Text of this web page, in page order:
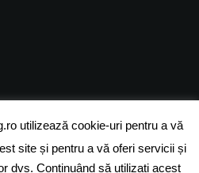
All rights reserved.
JOBS DESPRE COOKIES
utilizează cookie-uri pentru a vă
site și pentru a vă oferi servicii și
dvs. Continuând să utilizați acest